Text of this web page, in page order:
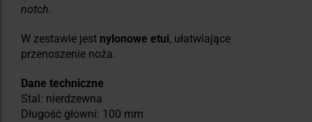
notch.
W zestawie jest nylonowe etui, ułatwiające
przenoszenie noża.
Dane techniczne
Stal: nierdzewna
Długość głowni: 100 mm